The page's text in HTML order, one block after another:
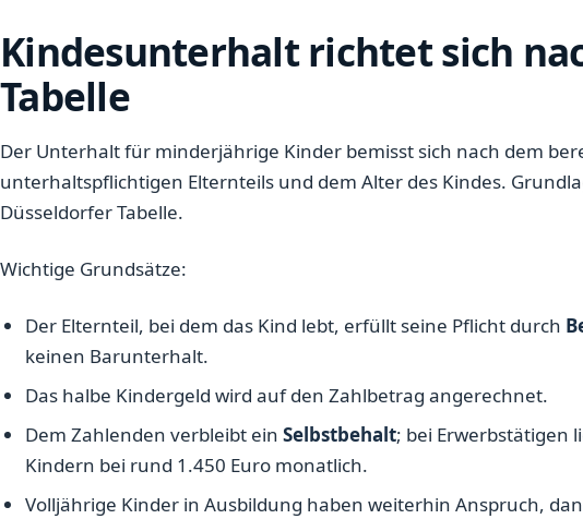
Kindesunterhalt richtet sich
Tabelle
Der Unterhalt für minderjährige Kinder bemisst sich nach dem
unterhaltspflichtigen Elternteils und dem Alter des Kindes.
Düsseldorfer Tabelle.
Wichtige Grundsätze:
Der Elternteil, bei dem das Kind lebt, erfüllt seine Pflicht durch
keinen Barunterhalt.
Das halbe Kindergeld wird auf den Zahlbetrag angerechnet.
Dem Zahlenden verbleibt ein Selbstbehalt; bei Erwerbstätigen
Kindern bei rund 1.450 Euro monatlich.
Volljährige Kinder in Ausbildung haben weiterhin Anspruch,